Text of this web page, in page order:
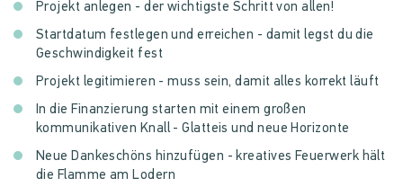
Projekt anlegen - der wichtigste Schritt von allen!
Startdatum festlegen und erreichen - damit legst du die
Geschwindigkeit fest
Projekt legitimieren - muss sein, damit alles korrekt läuft
In die Finanzierung starten mit einem großen
kommunikativen Knall - Glatteis und neue Horizonte
Neue Dankeschöns hinzufügen - kreatives Feuerwerk hält
die Flamme am Lodern